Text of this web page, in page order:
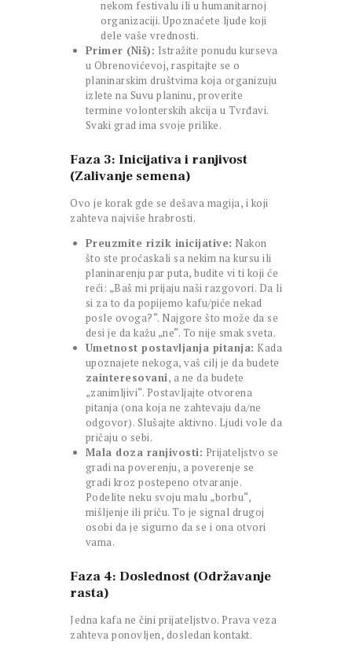
nekom festivalu ili u humanitarnoj
organizaciji. Upoznaćete ljude koji
dele vaše vrednosti.
Primer (Niš): Istražite ponudu kurseva
u Obrenovićevoj, raspitajte se o
planinarskim društvima koja organizuju
izlete na Suvu planinu, proverite
termine volonterskih akcija u Tvrđavi.
Svaki grad ima svoje prilike.
Faza 3: Inicijativa i ranjivost
(Zalivanje semena)
Ovo je korak gde se dešava magija, i koji
zahteva najviše hrabrosti.
Preuzmite rizik inicijative: Nakon
što ste proćaskali sa nekim na kursu ili
planinarenju par puta, budite vi ti koji će
reći: „Baš mi prijaju naši razgovori. Da li
si za to da popijemo kafu/piće nekad
posle ovoga?“. Najgore što može da se
desi je da kažu „ne“. To nije smak sveta.
Umetnost postavljanja pitanja: Kada
upoznajete nekoga, vaš cilj je da budete
zainteresovani, a ne da budete
„zanimljivi“. Postavljajte otvorena
pitanja (ona koja ne zahtevaju da/ne
odgovor). Slušajte aktivno. Ljudi vole da
pričaju o sebi.
Mala doza ranjivosti: Prijateljstvo se
gradi na poverenju, a poverenje se
gradi kroz postepeno otvaranje.
Podelite neku svoju malu „borbu“,
mišljenje ili priču. To je signal drugoj
osobi da je sigurno da se i ona otvori
vama.
Faza 4: Doslednost (Održavanje
rasta)
Jedna kafa ne čini prijateljstvo. Prava veza
zahteva ponovljen, dosledan kontakt.